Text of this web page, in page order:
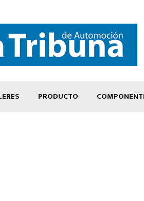
PRODUCTO